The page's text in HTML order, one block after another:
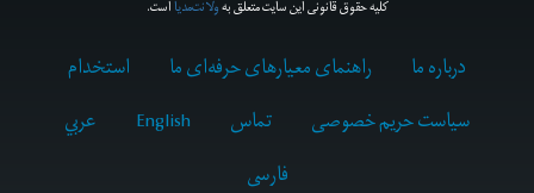
کلیه حقوق قانونی این سایت متعلق بهولانت‌مدیااست.
درباره ما راهنمای معیارهای حرفه‌ای ما
استخدام
سیاست حریم خصوصی
تماس English
عربي
فارسى